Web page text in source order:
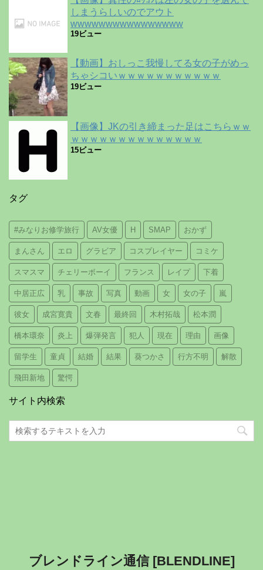
しまうらしいのでアウト
wwwwwwwwwwwwwwww
19ビュー
【動画】おしっこ我慢してる女の子がめっ
ちゃシコいｗｗｗｗｗｗｗｗｗｗｗ
19ビュー
【画像】JKの引き締まった足はこちらｗｗ
ｗｗｗｗｗｗｗｗｗｗｗｗｗｗ
15ビュー
タグ
#みなりお修学旅行 AV女優 H SMAP おかず
まんさん エロ グラビア コスプレイヤー コミケ
スマスマ チェリーボーイ フランス レイプ 下着
中居正広 乳 事故 写真 動画 女 女の子 嵐
彼女 成宮寛貴 文春 最終回 木村拓哉 松本潤
橋本環奈 炎上 爆弾発言 犯人 現在 理由 画像
留学生 童貞 結婚 結果 葵つかさ 行方不明 解散
飛田新地 驚愕
サイト内検索
ブレンドライン通信 [BLENDLINE]